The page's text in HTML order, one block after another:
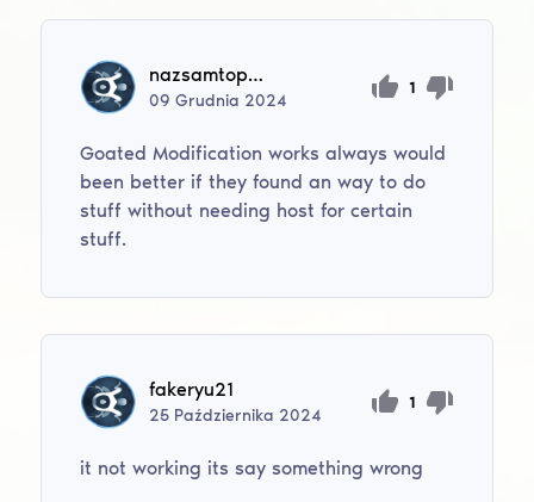
nazsamtop95
09Grudnia 2024
1
Goated Modification works always would
been better if they found an way to do
stuff without needing host for certain
stuff.
fakeryu21
25 Października 2024
1
it not working its say something wrong